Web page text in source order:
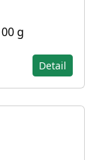
g
Detail